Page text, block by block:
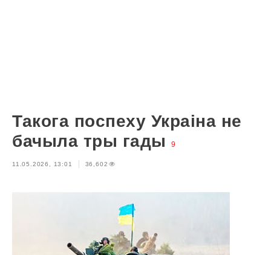
Такога поспеху Украіна не
бачыла тры гады
9
11.05.2026, 13:01 36,602